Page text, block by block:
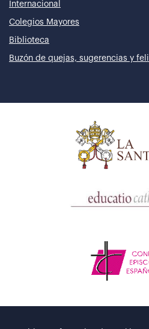
Internacional
Colegios Mayores
Biblioteca
Buzón de quejas, sugerencias y